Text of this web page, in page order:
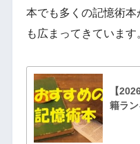
本でも多くの記憶術
も広まってきています
【
籍ラ